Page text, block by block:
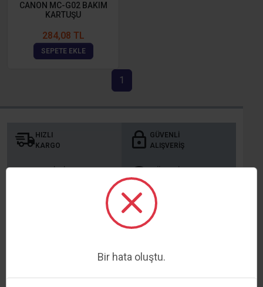
CANON MC-G02 BAKIM
KARTUŞU
284,08 TL
SEPETE EKLE
1
HIZLI
KARGO
GÜVENLI
ALIŞVERIŞ
TAKSITLI
MÜŞTERI
E-Katalog
Bir hata oluştu.